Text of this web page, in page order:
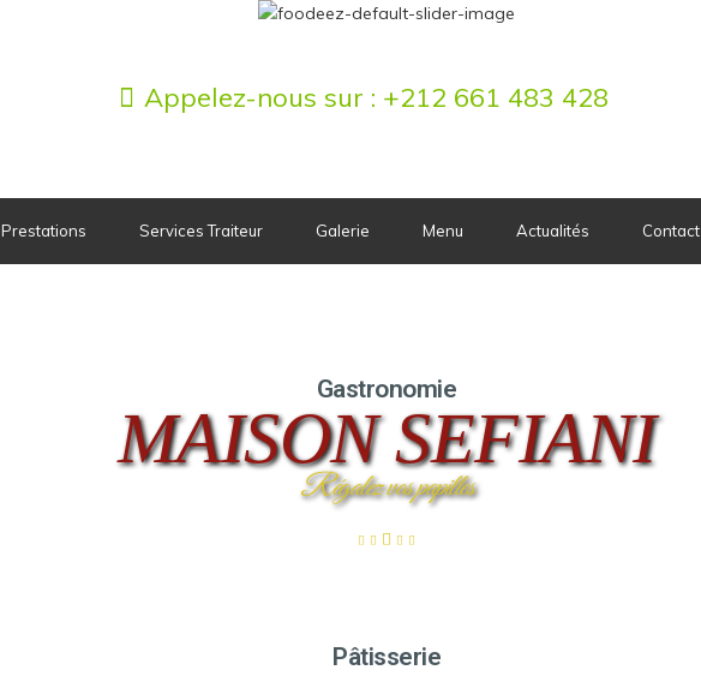
Appelez-nous sur : +212 661 483 428
Prestations Services Traiteur Galerie Menu Actualités Contact
MAISON SEFIANI
Régalez vos papilles
Gastronomie
Pâtisserie